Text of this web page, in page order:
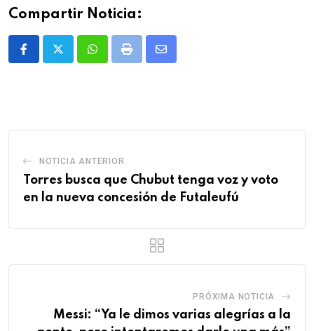
Compartir Noticia:
WhatsappPrint
Share
NOTICIA ANTERIOR
Torres busca que Chubut tenga voz y voto
en la nueva concesión de Futaleufú
PRÓXIMA NOTICIA
Messi: “Ya le dimos varias alegrías a la